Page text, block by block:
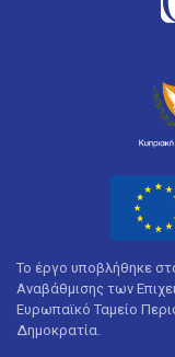
Το έργο υποβλήθηκε
Αναβάθμισης των
Ευρωπαϊκό Ταμείο
Δημοκρατία.